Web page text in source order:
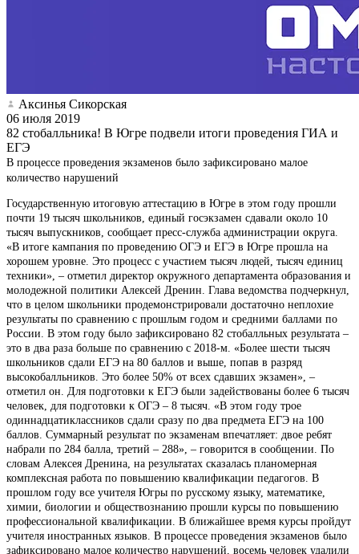
Аксинья Сикорская
06 июля 2019
82 стобалльника! В Югре подвели итоги проведения ГИА и
ЕГЭ
В процессе проведения экзаменов было зафиксировано малое
количество нарушений
Государственную итоговую аттестацию в Югре в этом году прошли
почти 19 тысяч школьников, единый госэкзамен сдавали около 10
тысяч выпускников, сообщает пресс-служба администрации округа.
«В итоге кампания по проведению ОГЭ и ЕГЭ в Югре прошла на
хорошем уровне. Это процесс с участием тысяч людей, тысяч единиц
техники», – отметил директор окружного департамента образования и
молодежной политики Алексей Дренин. Глава ведомства подчеркнул,
что в целом школьники продемонстрировали достаточно неплохие
результаты по сравнению с прошлым годом и средними баллами по
России. В этом году было зафиксировано 82 стобалльных результата –
это в два раза больше по сравнению с 2018-м. «Более шести тысяч
школьников сдали ЕГЭ на 80 баллов и выше, попав в разряд
высокобалльников. Это более 50% от всех сдавших экзамен», –
отметил он. Для подготовки к ЕГЭ были задействованы более 6 тысяч
человек, для подготовки к ОГЭ – 8 тысяч. «В этом году трое
одиннадцатиклассников сдали сразу по два предмета ЕГЭ на 100
баллов. Суммарный результат по экзаменам впечатляет: двое ребят
набрали по 284 балла, третий – 288», – говорится в сообщении. По
словам Алексея Дренина, на результатах сказалась планомерная
комплексная работа по повышению квалификации педагогов. В
прошлом году все учителя Югры по русскому языку, математике,
химии, биологии и обществознанию прошли курсы по повышению
профессиональной квалификации. В ближайшее время курсы пройдут
учителя иностранных языков. В процессе проведения экзаменов было
зафиксировано малое количество нарушений, восемь человек удалили